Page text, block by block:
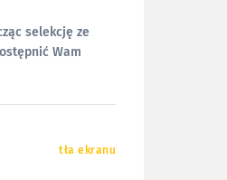
selekcję ze
Wam
tła ekranu